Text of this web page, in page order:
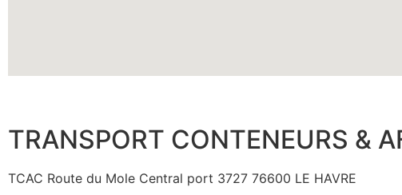
TRANSPORT CONTENEURS &
TCAC Route du Mole Central port 3727 76600 LE HAVRE